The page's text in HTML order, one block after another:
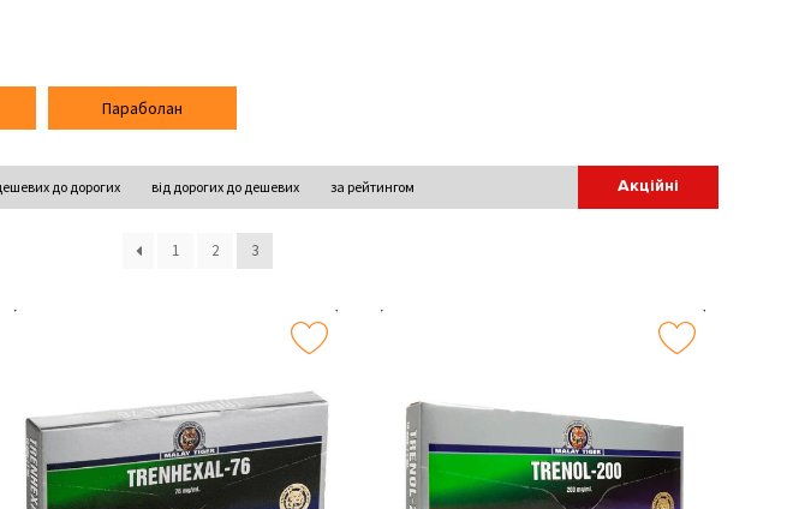
до дорогих від дорогих до дешевих за рейтингом Акційні
Параболан
1 2 3